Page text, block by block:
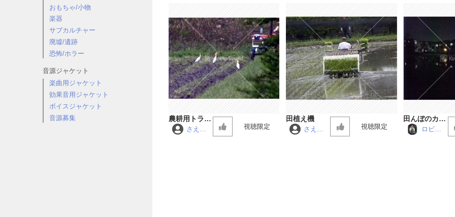
おもちゃ/小物
楽器
サブカルチャー
廃墟/遺跡
恐怖/ホラー
音源ジャケット
楽曲用ジャケット
効果音用ジャケット
ボイスジャケット
音源募集
農耕用トラッ
クターさえず
視聴限定
田植え機
さえず
視聴限定
田んぼのカエ
ル 夜ロビン